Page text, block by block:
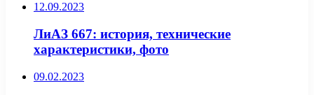
12.09.2023
ЛиАЗ 667: история, технические
характеристики, фото
09.02.2023